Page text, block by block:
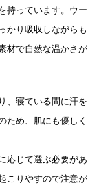
持っています。ウー
かり吸収しながらも
材で自然な温かさが
、寝ている間に汗を
ため、肌にも優しく
応じて選ぶ必要があ
こりやすので注意が